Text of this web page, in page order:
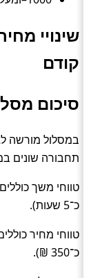
שינויי
קודם
סיכום
תחבורה שונים במהלך 365 הימים
כ־5 שעות).
כ־350 ₪).